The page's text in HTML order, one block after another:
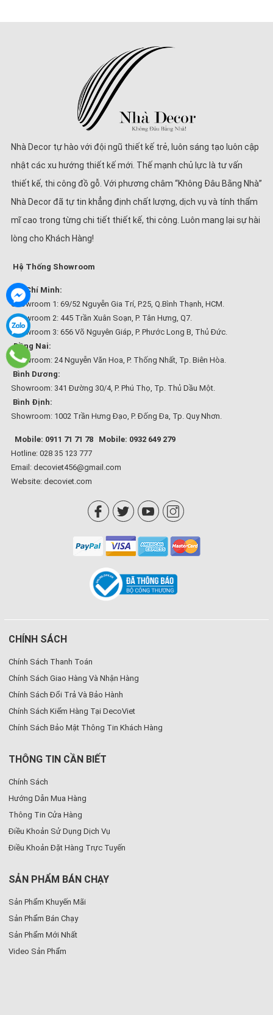
Nhà Decor tự hào với đội ngũ thiết kế trẻ, luôn sáng tạo luôn cập
nhật các xu hướng thiết kế mới. Thế mạnh chủ lực là tư vấn
thiết kế, thi công đồ gỗ. Với phương châm “Không Đâu Bằng Nhà”
Nhà Decor đã tự tin khẳng định chất lượng, dịch vụ và tính thẩm
mĩ cao trong từng chi tiết thiết kế, thi công. Luôn mang lại sự hài
lòng cho Khách Hàng!
Hệ Thống Showroom
Hồ Chí Minh:
Showroom 1: 69/52 Nguyễn Gia Trí, P.25, Q.Bình Thạnh, HCM.
Showroom 2: 445 Trần Xuân Soạn, P. Tân Hưng, Q7.
Showroom 3: 656 Võ Nguyên Giáp, P. Phước Long B, Thủ Đức.
Đồng Nai:
Showroom: 24 Nguyễn Văn Hoa, P. Thống Nhất, Tp. Biên Hòa.
Bình Dương:
Showroom: 341 Đường 30/4, P. Phú Thọ, Tp. Thủ Dầu Một.
Bình Định:
Showroom: 1002 Trần Hưng Đạo, P. Đống Đa, Tp. Quy Nhơn.
Mobile: 0911 71 71 78
Mobile: 0932 649 279
Hotline: 028 35 123 777
Email: decoviet456@gmail.com
Website: decoviet.com
CHÍNH SÁCH
Chính Sách Thanh Toán
Chính Sách Giao Hàng Và Nhận Hàng
Chính Sách Đổi Trả Và Bảo Hành
Chính Sách Kiểm Hàng Tại DecoViet
Chính Sách Bảo Mật Thông Tin Khách Hàng
THÔNG TIN CẦN BIẾT
Chính Sách
Hướng Dẫn Mua Hàng
Thông Tin Cửa Hàng
Điều Khoản Sử Dụng Dịch Vụ
Điều Khoản Đặt Hàng Trực Tuyến
SẢN PHẨM BÁN CHẠY
Sản Phẩm Khuyến Mãi
Sản Phẩm Bán Chạy
Sản Phẩm Mới Nhất
Video Sản Phẩm